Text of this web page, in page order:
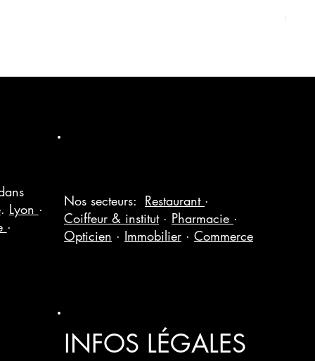
. Lyon ·
·
Nos secteurs: Restaurant ·
Coiffeur & institut · Pharmacie ·
Opticien · Immobilier· Commerce
INFOS LÉGALES